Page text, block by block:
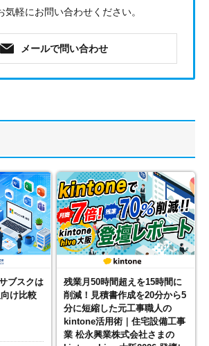
気軽にお問い合わせください。
メールで問い合わせ
ブスクは
け比較
残業月50時間超えを15時間に
削減！見積書作成を20分から5
分に短縮した元工事職人の
kintone活用術｜住宅設備工事
業 松永興業株式会社さまの